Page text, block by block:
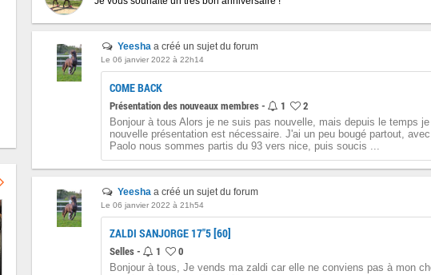
Yeesha a créé un sujet du forum
Le 06 janvier 2022 à 22h14
COME BACK
Présentation des nouveaux membres - 1 2
Bonjour à tous Alors je ne suis pas nouvelle, mais depuis le temps
nouvelle présentation est nécessaire. J'ai un peu bougé partout,
Paolo nous sommes partis du 93 vers nice, puis soucis ...
Yeesha a créé un sujet du forum
Le 06 janvier 2022 à 21h54
ZALDI SANJORGE 17"5 [60]
Selles - 1 0
Bonjour à tous, Je vends ma zaldi car elle ne conviens pas à mon